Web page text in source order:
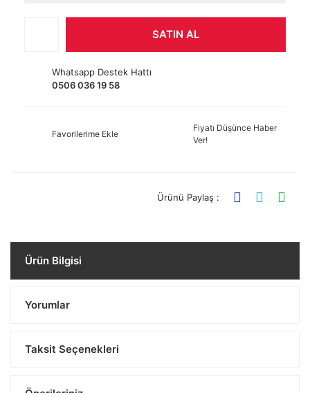
SATIN AL
Whatsapp Destek Hattı
0506 036 19 58
Favorilerime Ekle
Fiyatı Düşünce Haber
Ver!
Ürünü Paylaş :
Ürün Bilgisi
Yorumlar
Taksit Seçenekleri